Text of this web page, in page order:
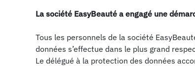
La société EasyBeauté a engagé une
Tous les personnels de la société
données s’effectue dans le plus grand
Le délégué à la protection des données